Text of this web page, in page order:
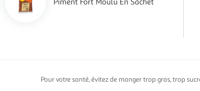
Piment Fort Moulu En Sachet
Pour votre santé, évitez de manger trop gras, trop